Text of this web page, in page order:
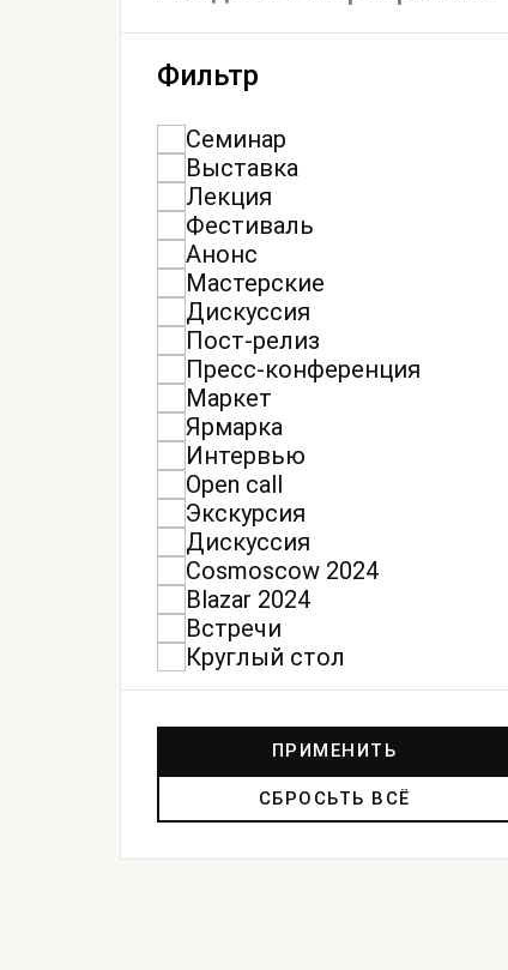
Фильтр
Семинар
Выставка
Лекция
Фестиваль
Анонс
Мастерские
Дискуссия
Пост-релиз
Пресс-конференция
Маркет
Ярмарка
Интервью
Open call
Экскурсия
Дискуссия
Cosmoscow 2024
Blazar 2024
Встречи
Круглый стол
ПРИМЕНИТЬ
СБРОСЬТЬ ВСЁ